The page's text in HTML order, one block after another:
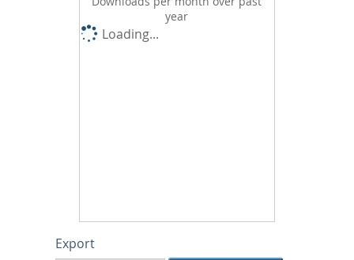
year
Loading...
Export